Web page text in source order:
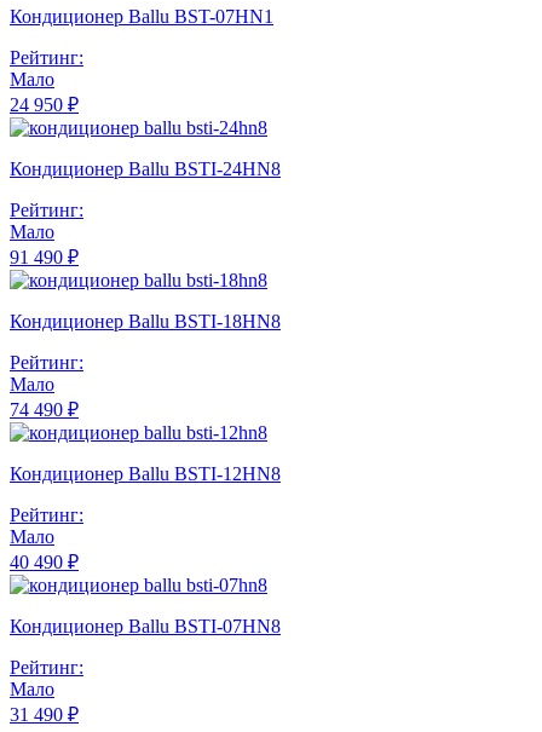
Кондиционер Ballu BST-07HN1
Рейтинг:
Мало
24 950 ₽
Кондиционер Ballu BSTI-24HN8
Рейтинг:
Мало
91 490 ₽
Кондиционер Ballu BSTI-18HN8
Рейтинг:
Мало
74 490 ₽
Кондиционер Ballu BSTI-12HN8
Рейтинг:
Мало
40 490 ₽
Кондиционер Ballu BSTI-07HN8
Рейтинг:
Мало
31 490 ₽